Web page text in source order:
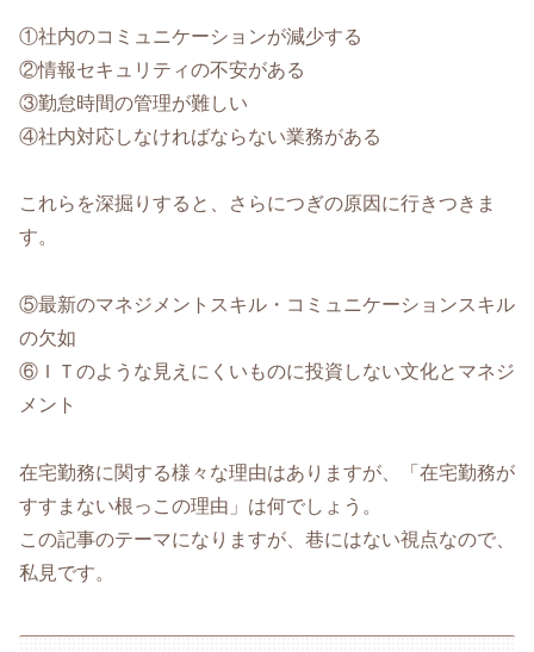
①社内のコミュニケーションが減少する
②情報セキュリティの不安がある
③勤怠時間の管理が難しい
④社内対応しなければならない業務がある
これらを深掘りすると、さらにつぎの原因に行きつきま
す。
⑤最新のマネジメントスキル・コミュニケーションスキル
の欠如
⑥ＩＴのような見えにくいものに投資しない文化とマネジ
メント
在宅勤務に関する様々な理由はありますが、「在宅勤務が
すすまない根っこの理由」は何でしょう。
この記事のテーマになりますが、巷にはない視点なので、
私見です。